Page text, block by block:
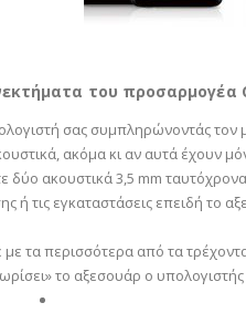
του προσαρμογέα
σας συμπληρώνοντάς
ακόμα κι αν αυτά έχουν
δύο ακουστικά 3,5 mm
ή τις εγκαταστάσεις επειδή το
τα περισσότερα από τα
το αξεσουάρ ο